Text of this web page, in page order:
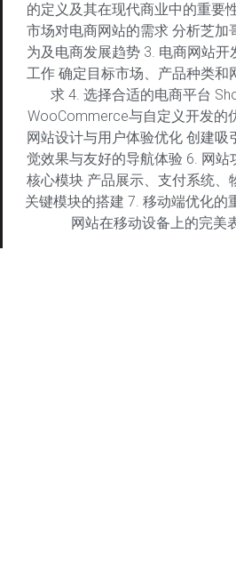
的定义及其在现代商业中的重要
市场对电商网站的需求 分析芝加
为及电商发展趋势 3. 电商网站开
工作 确定目标市场、产品种类和
求 4. 选择合适的电商平台
WooCommerce与自定义开发的
网站设计与用户体验优化 创建吸
觉效果与友好的导航体验 6. 网站
核心模块 产品展示、支付系统、
关键模块的搭建 7. 移动端优化的
网站在移动设备上的完美